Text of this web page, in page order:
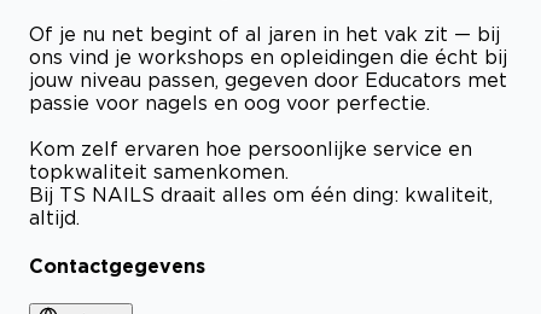
Of je nu net begint of al jaren in het vak zit — bij
ons vind je workshops en opleidingen die écht bij
jouw niveau passen, gegeven door Educators met
passie voor nagels en oog voor perfectie.
Kom zelf ervaren hoe persoonlijke service en
topkwaliteit samenkomen.
Bij TS NAILS draait alles om één ding: kwaliteit,
altijd.
Contactgegevens